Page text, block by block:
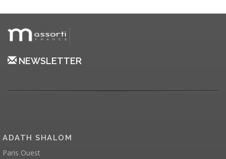
NEWSLETTER
ADATH SHALOM
Paris Ouest